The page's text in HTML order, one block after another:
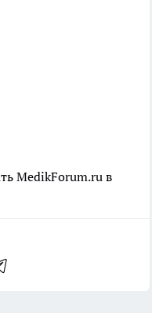
MedikForum.ru в